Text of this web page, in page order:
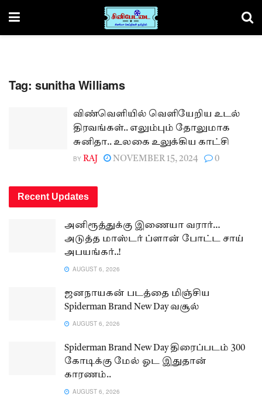
Tag: sunitha Williams
விண்வெளியில் வெளியேறிய உடல்
திரவங்கள்.. எலும்பும் தோலுமாக
சுனிதா.. உலகை உலுக்கிய காட்சி
BY RAJ NOVEMBER 15, 2024 0
Recent Updates
அனிரூத்துக்கு இணையா வரார்…
அடுத்த மாஸ்டர் ப்ளான் போட்ட சாய்
அபயங்கர்..!
AUGUST 6, 2026
ஜனநாயகன் படத்தை மிஞ்சிய
Spiderman Brand New Day வசூல்
AUGUST 6, 2026
Spiderman Brand New Day திரைப்படம் 300
கோடிக்கு மேல் ஓட இதுதான்
காரணம்..
AUGUST 6, 2026